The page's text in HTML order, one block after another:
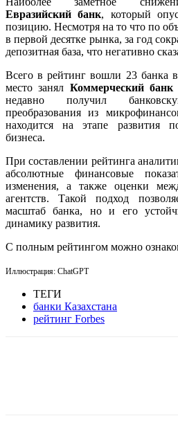
Евразийский банк, который
позицию. Несмотря на то что по
в первой десятке рынка, за год
депозитная база, что негативно
Всего в рейтинг вошли 23 банка
место занял Коммерческий
недавно получил
преобразования из
находится на этапе развития
бизнеса.
При составлении рейтинга
абсолютные финансовые
изменения, а также оценки
агентств. Такой подход
масштаб банка, но и его
динамику развития.
С полным рейтингом можно
Иллюстрация: ChatGPT
ТЕГИ
банки Казахстана
рейтинг Forbes